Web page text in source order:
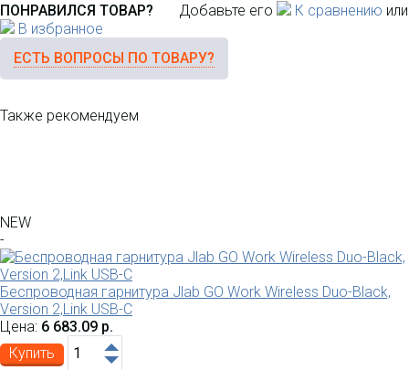
ПОНРАВИЛСЯ ТОВАР? Добавьте его К сравнению или
В избранное
ЕСТЬ ВОПРОСЫ ПО ТОВАРУ?
Также рекомендуем
NEW
-
Беспроводная гарнитура Jlab GO Work Wireless Duo-Black,
Version 2,Link USB-C
Цена: 6 683.09 р.
Купить